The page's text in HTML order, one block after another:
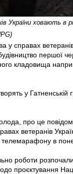
України ховають в
у справах
першої
кладовища
у Гатненській
про це
ветеранів
телемарафону в
роботи
проєктування